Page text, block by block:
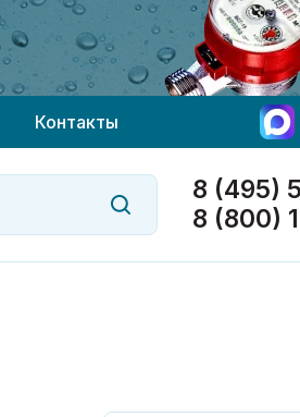
Контакты
8 (495)
8 (800)